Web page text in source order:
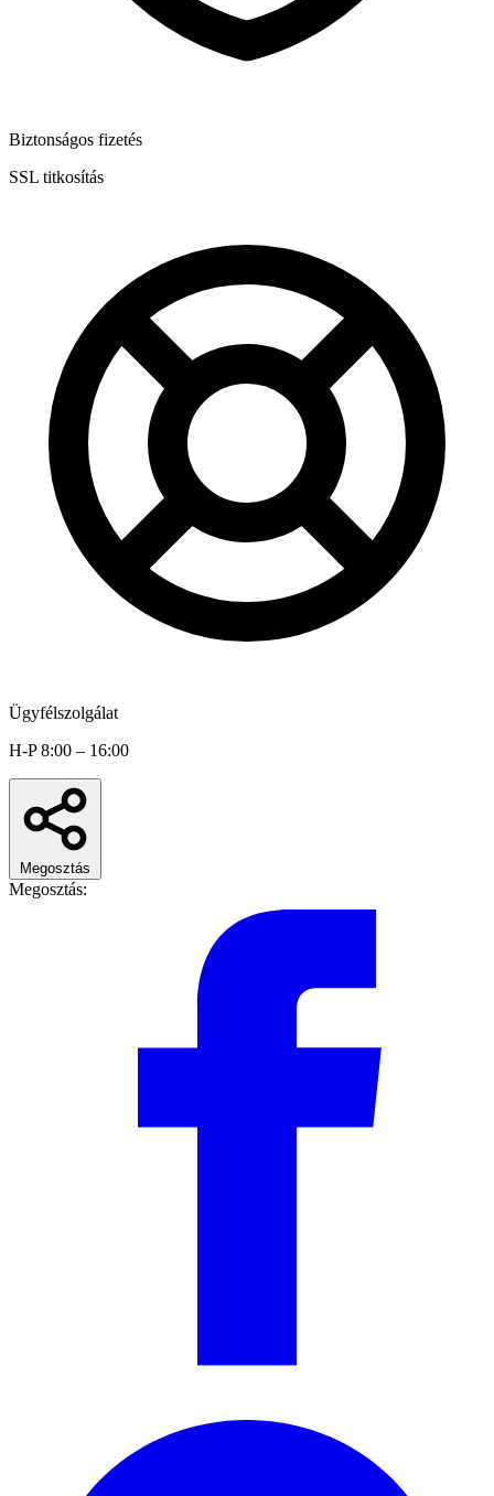
Biztonságos fizetés
SSL titkosítás
Ügyfélszolgálat
H-P 8:00 – 16:00
Megosztás
Megosztás: